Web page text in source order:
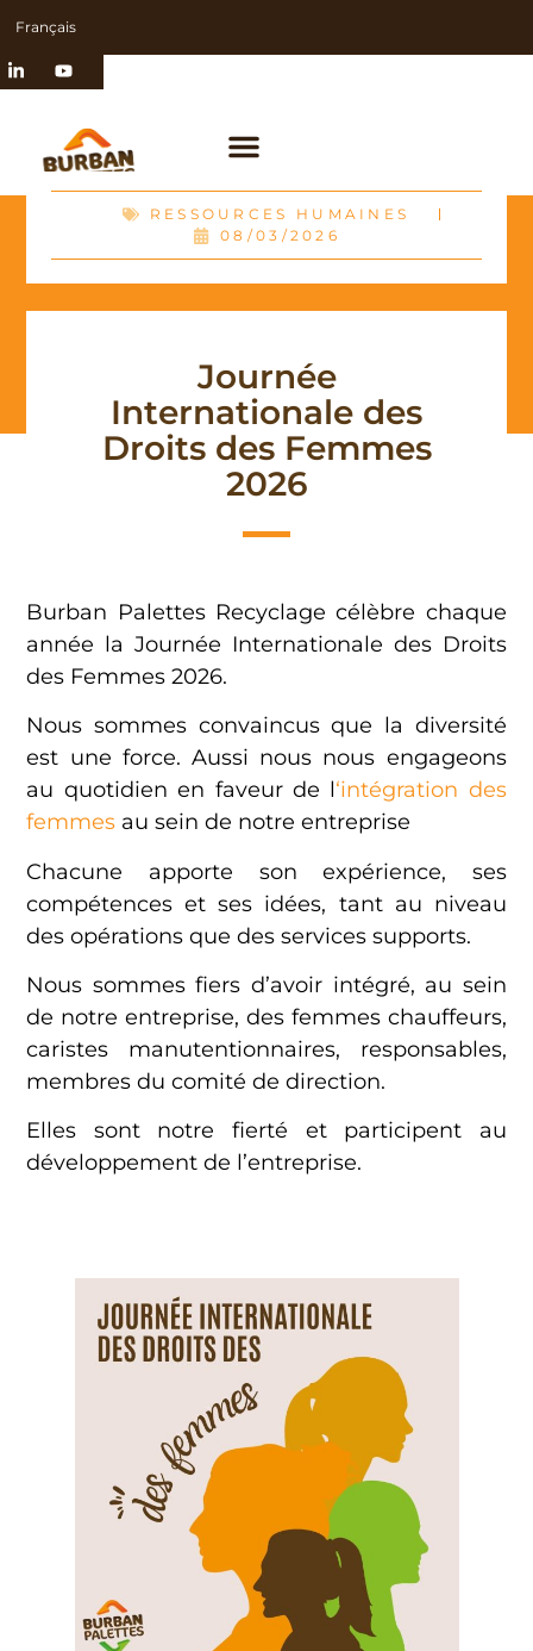
Français
RESSOURCES HUMAINES
08/03/2026
Journée
Internationale des
Droits des Femmes
2026
Burban Palettes Recyclage célèbre chaque
année la Journée Internationale des Droits
des Femmes 2026.
Nous sommes convaincus que la diversité
est une force. Aussi nous nous engageons
au quotidien en faveur de l‘intégration des
femmes au sein de notre entreprise
Chacune apporte son expérience, ses
compétences et ses idées, tant au niveau
des opérations que des services supports.
Nous sommes fiers d’avoir intégré, au sein
de notre entreprise, des femmes chauffeurs,
caristes manutentionnaires, responsables,
membres du comité de direction.
Elles sont notre fierté et participent au
développement de l’entreprise.